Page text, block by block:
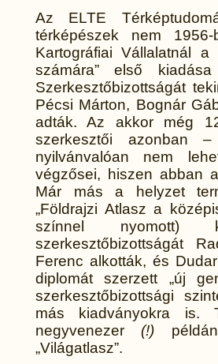
Az ELTE
térképészek nem
Kartográfiai Vállalatnál
számára” első
Szerkesztőbizottságát
Pécsi Márton, Bognár
adták. Az akkor még
szerkesztői azonban
nyilvánvalóan nem
végzősei, hiszen abban
Már más a helyzet
„Földrajzi Atlasz a
színnel nyomott)
szerkesztőbizottságát
Ferenc alkották, és
diplomát szerzett „új
szerkesztőbizottsági
más kiadványokra is.
negyvenezer (!)
„Világatlasz”.